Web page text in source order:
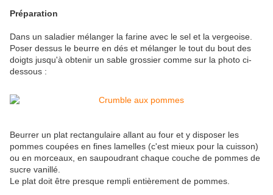
Préparation
Dans un saladier mélanger la farine avec le sel et la vergeoise.
Poser dessus le beurre en dés et mélanger le tout du bout des
doigts jusqu'à obtenir un sable grossier comme sur la photo ci-
dessous :
Beurrer un plat rectangulaire allant au four et y disposer les
pommes coupées en fines lamelles (c'est mieux pour la cuisson)
ou en morceaux, en saupoudrant chaque couche de pommes de
sucre vanillé.
Le plat doit être presque rempli entièrement de pommes.